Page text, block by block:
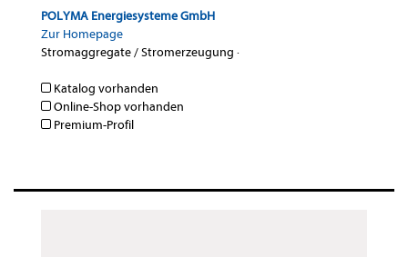
POLYMA Energiesysteme GmbH
Zur Homepage
Stromaggregate / Stromerzeugung ·
Katalog vorhanden
Online-Shop vorhanden
Premium-Profil